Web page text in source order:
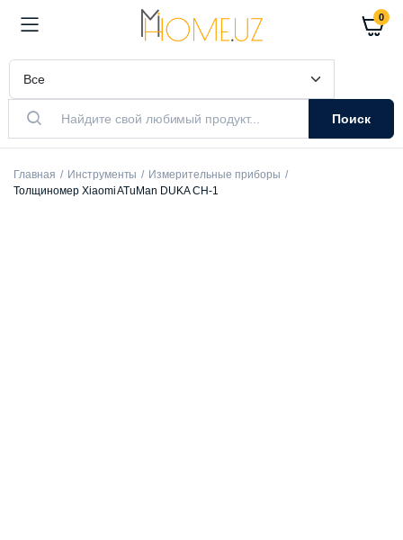
0
Поиск
Главная Инструменты
Измерительные приборы
Толщиномер Xiaomi ATuMan DUKA CH-1